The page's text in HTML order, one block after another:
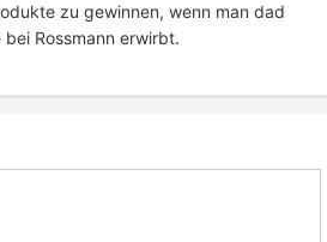
zu gewinnen, wenn man dad
Rossmann erwirbt.